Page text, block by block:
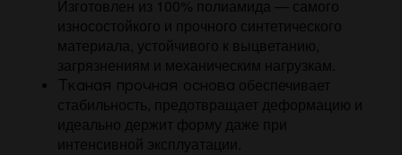
Изготовлен из 100% полиамида — самого
износостойкого и прочного синтетического
материала, устойчивого к выцветанию,
загрязнениям и механическим нагрузкам.
Тканая прочная основа обеспечивает
стабильность, предотвращает деформацию и
идеально держит форму даже при
интенсивной эксплуатации.